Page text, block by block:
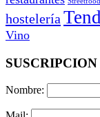
hostelería
Vino
Nombre: